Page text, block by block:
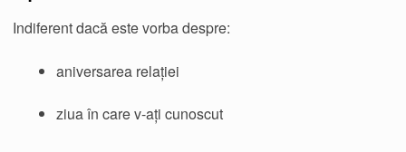
Indiferent dacă este vorba despre:
aniversarea relației
ziua în care v-ați cunoscut